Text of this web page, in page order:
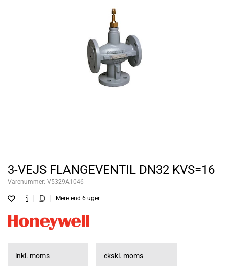
3-VEJS FLANGEVENTIL DN32 KVS=16
Varenummer: V5329A1046
Mere end 6 uger
inkl. moms ekskl. moms